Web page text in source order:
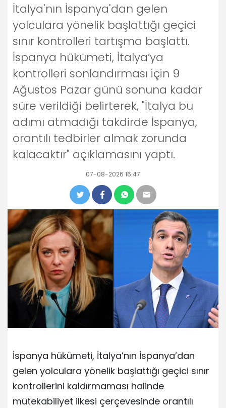
İtalya'nın İspanya'dan gelen
yolculara yönelik başlattığı geçici
sınır kontrolleri tartışma başlattı.
İspanya hükümeti, İtalya’ya
kontrolleri sonlandırması için 9
Ağustos Pazar günü sonuna kadar
süre verildiği belirterek, "İtalya bu
adımı atmadığı takdirde İspanya,
orantılı tedbirler almak zorunda
kalacaktır" açıklamasını yaptı.
07-08-2026 16:47
İspanya hükümeti, İtalya’nın İspanya’dan
gelen yolculara yönelik başlattığı geçici sınır
kontrollerini kaldırmaması halinde
mütekabiliyet ilkesi çerçevesinde orantılı